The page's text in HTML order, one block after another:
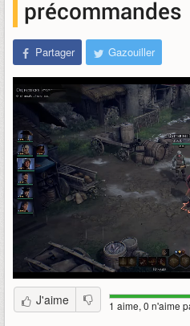
précommandes
Partager Gazouiller
J'aime 1 aime, 0 n'aime